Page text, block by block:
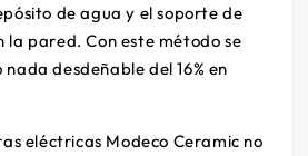
de agua y el soporte de
la pared. Con este método se
desdeñable del 16% en
eléctricas Modeco Ceramic no